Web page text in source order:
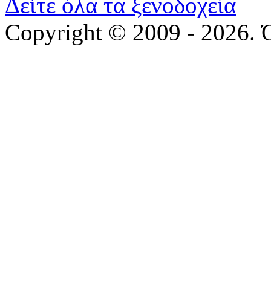
Δείτε όλα τα ξενοδοχεία
Copyright © 2009 - 2026.